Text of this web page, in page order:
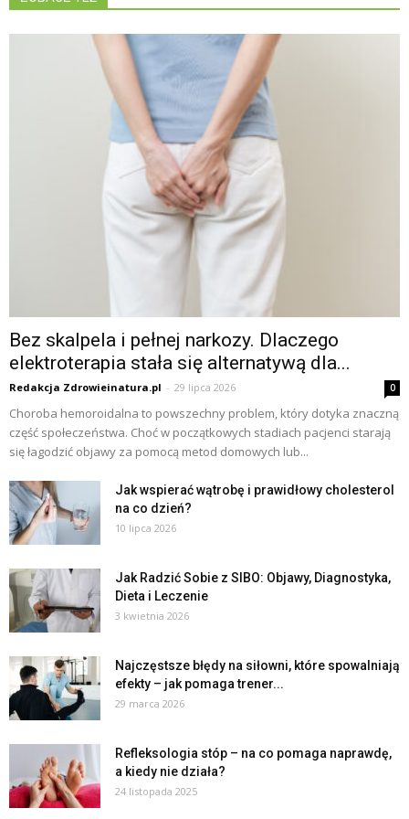
Bez skalpela i pełnej narkozy. Dlaczego
elektroterapia stała się alternatywą dla...
Redakcja Zdrowieinatura.pl - 29 lipca 2026 0
Choroba hemoroidalna to powszechny problem, który dotyka znaczną
część społeczeństwa. Choć w początkowych stadiach pacjenci starają
się łagodzić objawy za pomocą metod domowych lub...
Jak wspierać wątrobę i prawidłowy cholesterol
na co dzień?
10 lipca 2026
Jak Radzić Sobie z SIBO: Objawy, Diagnostyka,
Dieta i Leczenie
3 kwietnia 2026
Najczęstsze błędy na siłowni, które spowalniają
efekty – jak pomaga trener...
29 marca 2026
Refleksologia stóp – na co pomaga naprawdę,
a kiedy nie działa?
24 listopada 2025